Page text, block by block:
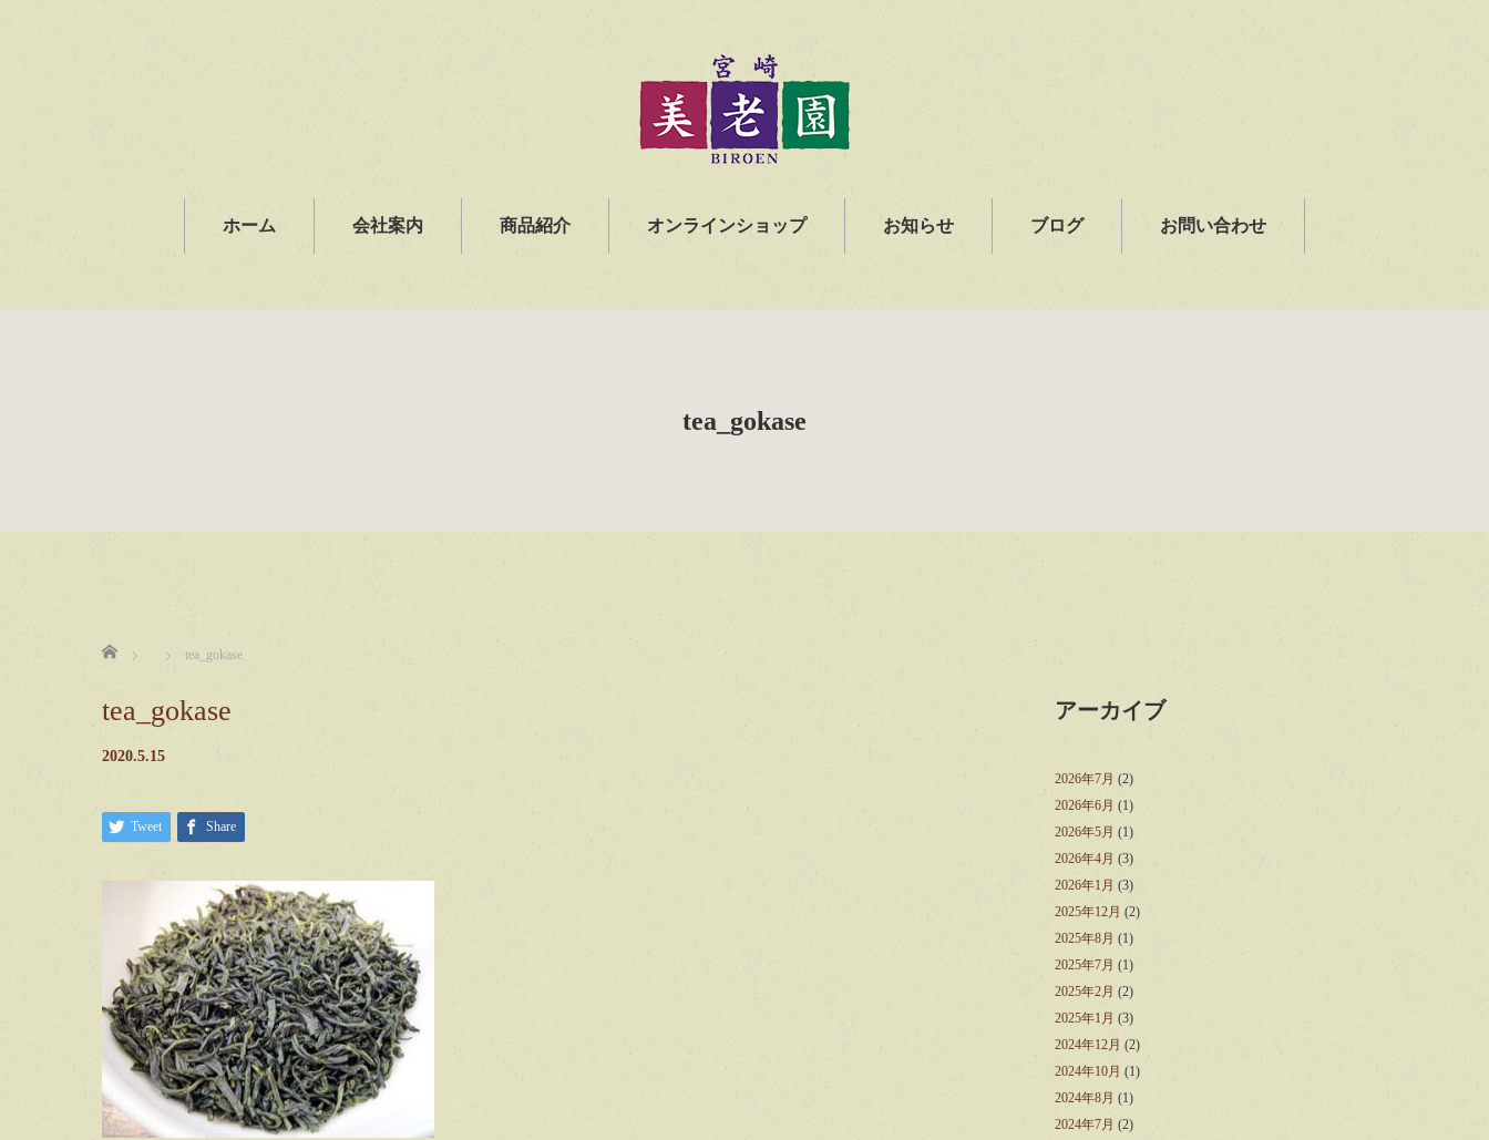
ホーム 会社案内 商品紹介 オンラインショップ お知らせ ブログ お問い合わせ
tea_gokase
ホーム tea_gokase
tea_gokase
2020.5.15
Tweet Share
アーカイブ
2026年7月 (2)
2026年6月 (1)
2026年5月 (1)
2026年4月 (3)
2026年1月 (3)
2025年12月 (2)
2025年8月 (1)
2025年7月 (1)
2025年2月 (2)
2025年1月 (3)
2024年12月 (2)
2024年10月 (1)
2024年8月 (1)
2024年7月 (2)